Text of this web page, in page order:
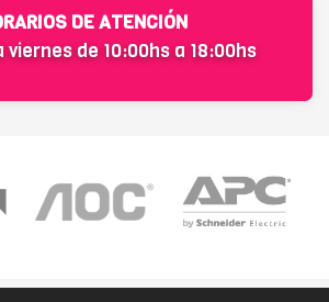
DE ATENCIÓN
viernes de 10:00hs a 18:00hs